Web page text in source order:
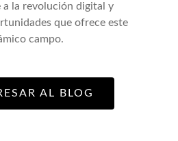
a la revolución digital y
que ofrece este
campo.
AL BLOG